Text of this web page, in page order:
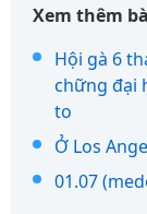
Xem thêm
Hội gà 6
chững đại
to
Ở Los
01.07